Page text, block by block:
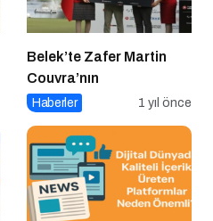
Belek’te Zafer Martin
Couvra’nın
Haberler 1 yıl önce